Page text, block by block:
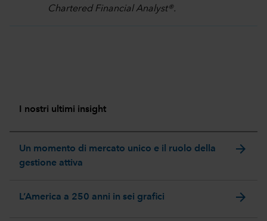
Chartered Financial Analyst®.
I nostri ultimi insight
Un momento di mercato unico e il ruolo della
gestione attiva
arrow_forward
L’America a 250 anni in sei grafici arrow_forward